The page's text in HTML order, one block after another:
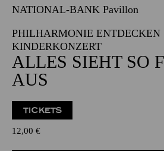
NATIONAL-BANK Pavillon
PHILHARMONIE ENTDECKEN
KINDERKONZERT
ALLES SIEHT SO
AUS
TICKETS
12,00 €